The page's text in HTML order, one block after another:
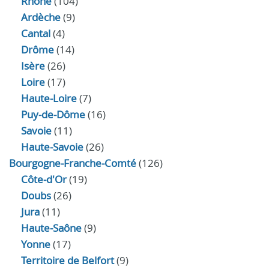
Ardèche(9)
Cantal(4)
Drôme(14)
Isère(26)
Loire(17)
Haute-Loire(7)
Puy-de-Dôme(16)
Savoie(11)
Haute-Savoie(26)
Bourgogne-Franche-Comté(126)
Côte-d'Or(19)
Doubs(26)
Jura(11)
Haute‑Saône(9)
Yonne(17)
Territoire de Belfort(9)